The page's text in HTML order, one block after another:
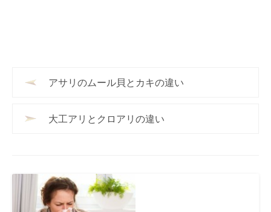
アサリのムール貝とカキの違い
大工アリとクロアリの違い